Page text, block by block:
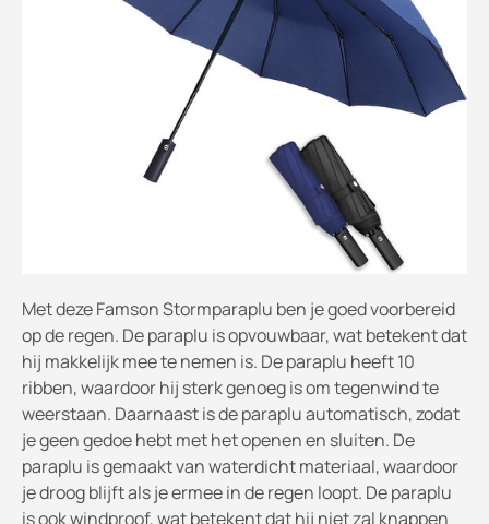
Met deze Famson Stormparaplu ben je goed voorbereid
op de regen. De paraplu is opvouwbaar, wat betekent dat
hij makkelijk mee te nemen is. De paraplu heeft 10
ribben, waardoor hij sterk genoeg is om tegenwind te
weerstaan. Daarnaast is de paraplu automatisch, zodat
je geen gedoe hebt met het openen en sluiten. De
paraplu is gemaakt van waterdicht materiaal, waardoor
je droog blijft als je ermee in de regen loopt. De paraplu
is ook windproof, wat betekent dat hij niet zal knappen